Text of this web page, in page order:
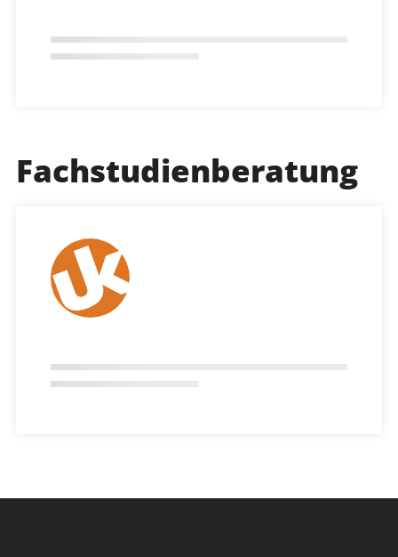
Fachstudienberatung